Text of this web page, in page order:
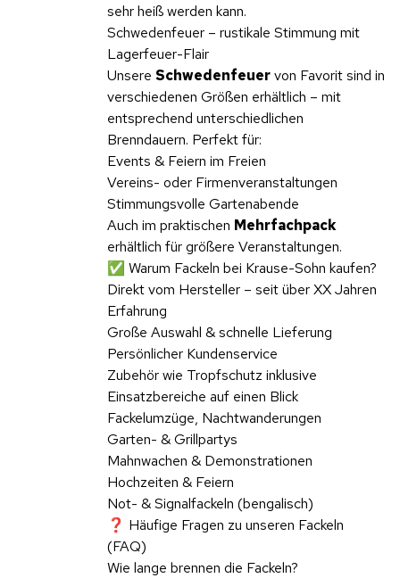
sehr heiß werden kann.
Schwedenfeuer – rustikale Stimmung mit
Lagerfeuer-Flair
Unsere Schwedenfeuervon Favorit sind in
verschiedenen Größen erhältlich – mit
entsprechend unterschiedlichen
Brenndauern. Perfekt für:
Events & Feiern im Freien
Vereins- oder Firmenveranstaltungen
Stimmungsvolle Gartenabende
Auch im praktischen Mehrfachpack
erhältlich für größere Veranstaltungen.
✅ Warum Fackeln bei Krause-Sohn kaufen?
Direkt vom Hersteller – seit über XX Jahren
Erfahrung
Große Auswahl & schnelle Lieferung
Persönlicher Kundenservice
Zubehör wie Tropfschutz inklusive
Einsatzbereiche auf einen Blick
Fackelumzüge, Nachtwanderungen
Garten- & Grillpartys
Mahnwachen & Demonstrationen
Hochzeiten & Feiern
Not- & Signalfackeln (bengalisch)
❓ Häufige Fragen zu unseren Fackeln
(FAQ)
Wie lange brennen die Fackeln?